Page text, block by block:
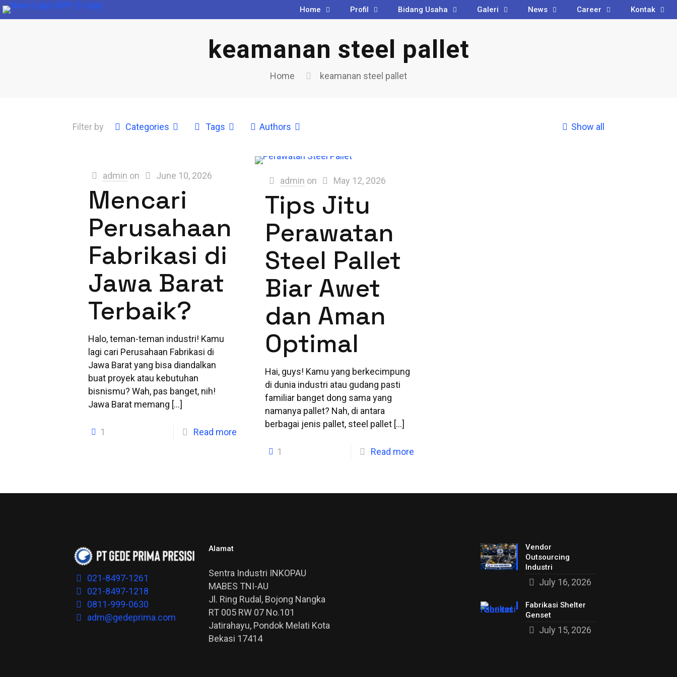
Home Profil Bidang Usaha Galeri News Career Kontak
keamanan steel pallet
Home keamanan steel pallet
Filter by Categories Tags Authors Show all
admin on June 10, 2026
Mencari
Perusahaan
Fabrikasi di
Jawa Barat
Terbaik?
Halo, teman-teman industri! Kamu
lagi cari Perusahaan Fabrikasi di
Jawa Barat yang bisa diandalkan
buat proyek atau kebutuhan
bisnismu? Wah, pas banget, nih!
Jawa Barat memang […]
1 Read more
admin on May 12, 2026
Tips Jitu
Perawatan
Steel Pallet
Biar Awet
dan Aman
Optimal
Hai, guys! Kamu yang berkecimpung
di dunia industri atau gudang pasti
familiar banget dong sama yang
namanya pallet? Nah, di antara
berbagai jenis pallet, steel pallet […]
1 Read more
021-8497-1261
021-8497-1218
0811-999-0630
adm@gedeprima.com
Alamat
Sentra Industri INKOPAU
MABES TNI-AU
Jl. Ring Rudal, Bojong Nangka
RT 005 RW 07 No.101
Jatirahayu, Pondok Melati Kota
Bekasi 17414
Vendor
Outsourcing
Industri
July 16, 2026
Fabrikasi Shelter
Genset
July 15, 2026